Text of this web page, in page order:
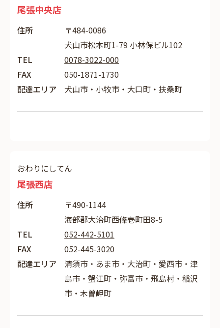
尾張中央店
住所
〒484-0086
犬山市松本町1-79 小林保ビル102
TEL
0078-3022-000
FAX
050-1871-1730
配達エリア
犬山市・小牧市・大口町・扶桑町
おわりにしてん
尾張西店
住所
〒490-1144
海部郡大治町西條壱町田8-5
TEL
052-442-5101
FAX
052-445-3020
配達エリア
清須市・あま市・大治町・愛西市・津
島市・蟹江町・弥富市・飛島村・稲沢
市・木曽岬町